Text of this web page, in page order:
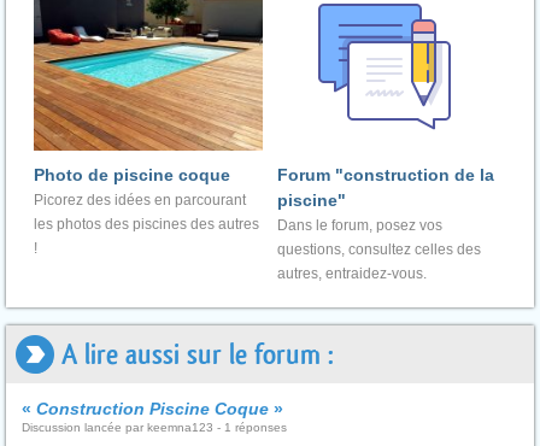
Photo de piscine coque
Picorez des idées en parcourant
les photos des piscines des autres
!
Forum "construction de la
piscine"
Dans le forum, posez vos
questions, consultez celles des
autres, entraidez-vous.
A lire aussi sur le forum :
« Construction Piscine Coque »
Discussion lancée par keemna123 - 1 réponses